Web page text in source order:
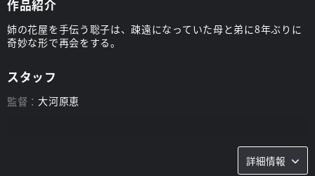
作品紹介
姉の花屋を手伝う聡子は、疎遠になっていた母と弟に8年ぶりに
奇妙な形で再会をする。
スタッフ
監督：大河原恵
詳細情報